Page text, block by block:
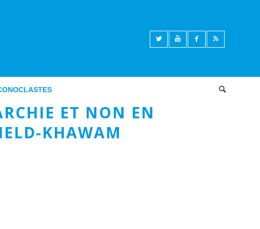
Géopolitique
ET NON EN
KHAWAM